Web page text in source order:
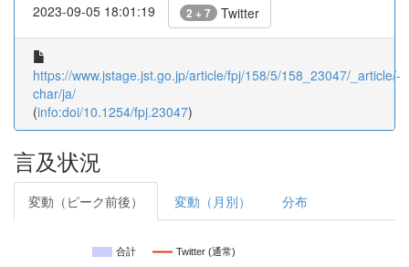
2023-09-05 18:01:19 2 + 7 Twitter
https://www.jstage.jst.go.jp/article/fpj/158/5/158_23047/_article/-
char/ja/
(info:doi/10.1254/fpj.23047)
言及状況
変動（ピーク前後） 変動（月別） 分布
合計 Twitter (通常)